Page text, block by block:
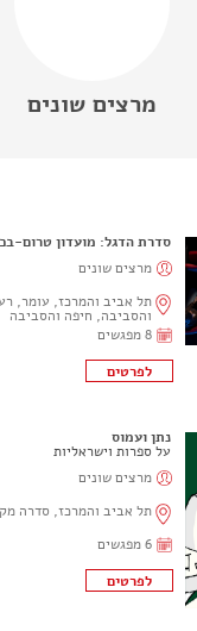
מרצים שונים
סדרת הדגל: מועדון טרום-
מרצים שונים
תל אביב והמרכז, עומר,
והסביבה, חיפה והסביבה
8 מפגשים
נתן ועמוס
על ספרות וישראליות
מרצים שונים
תל אביב והמרכז, סדרה
6 מפגשים